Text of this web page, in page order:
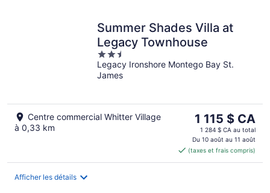
Summer Shades Villa at
Legacy Townhouse
2.5
out
of
Legacy Ironshore Montego Bay St.
James
Centre commercial Whitter Village
à 0,33 km
Le
prix
est
de 1 115 $ CA
par
1 115 $ CA
1 284 $ CA au total
Du 10 août au 11 août
(taxes et frais compris)
Afficher les détails